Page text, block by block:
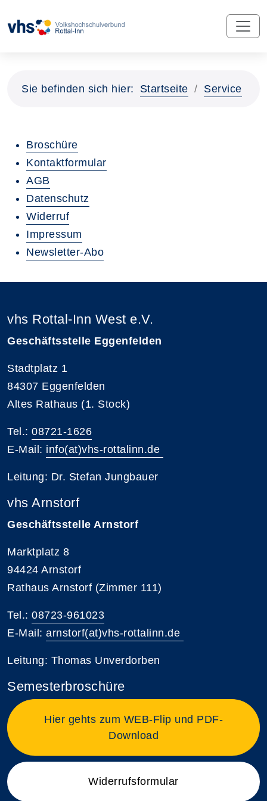
Sie befinden sich hier: Startseite Service
Broschüre
Kontaktformular
AGB
Datenschutz
Widerruf
Impressum
Newsletter-Abo
vhs Rottal-Inn West e.V.
Geschäftsstelle Eggenfelden
Stadtplatz 1
84307 Eggenfelden
Altes Rathaus (1. Stock)
Tel.: 08721-1626
E-Mail: info(at)vhs-rottalinn.de
Leitung: Dr. Stefan Jungbauer
vhs Arnstorf
Geschäftsstelle Arnstorf
Marktplatz 8
94424 Arnstorf
Rathaus Arnstorf (Zimmer 111)
Tel.: 08723-961023
E-Mail: arnstorf(at)vhs-rottalinn.de
Leitung: Thomas Unverdorben
Semesterbroschüre
Hier gehts zum WEB-Flip und PDF-
Download
Widerrufsformular